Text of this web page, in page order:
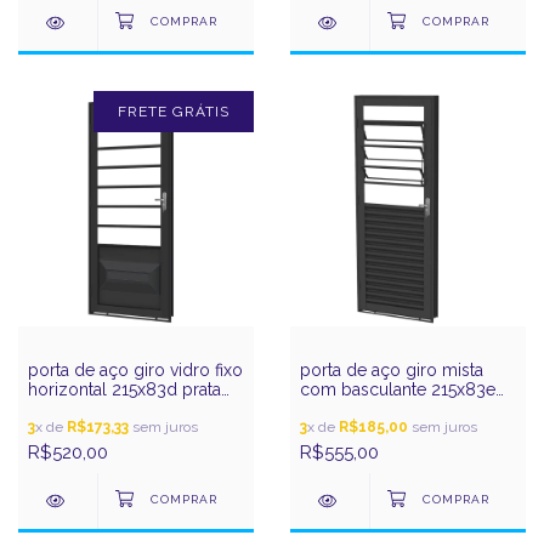
FRETE GRÁTIS
porta de aço giro vidro fixo
horizontal 215x83d prata
3x de R$173,33 sem juros
R$520,00
porta de aço giro mista
com basculante 215x83e
3x de R$185,00 sem juros
R$555,00